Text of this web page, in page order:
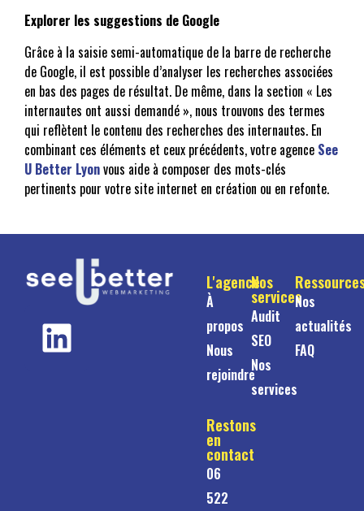
Explorer les suggestions de Google
Grâce à la saisie semi-automatique de la barre de recherche
de Google, il est possible d’analyser les recherches associées
en bas des pages de résultat. De même, dans la section « Les
internautes ont aussi demandé », nous trouvons des termes
qui reflètent le contenu des recherches des internautes. En
combinant ces éléments et ceux précédents, votre agence See
U Better Lyonvous aide à composer des mots-clés
pertinents pour votre site internet en création ou en refonte.
L'agence
À
propos
Nous
rejoindre
Nos
services
Audit
SEO
Nos
services
Nos
actualités
FAQ
Restons
en
contact
06
522